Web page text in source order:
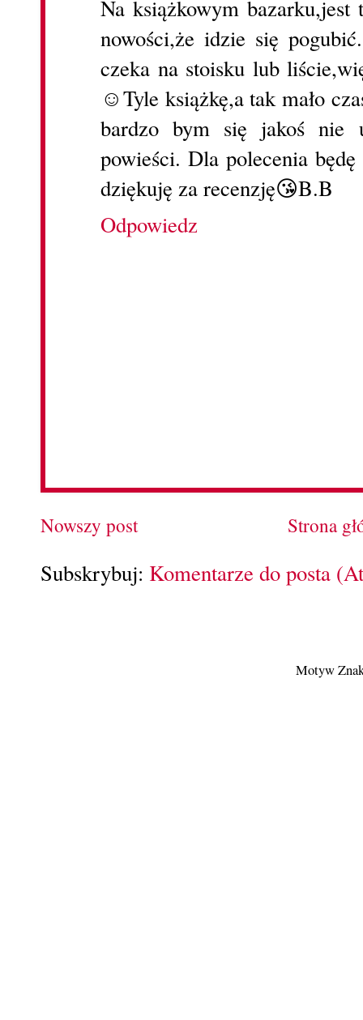
Na książkowym
nowości,że idzie się
czeka na stoisku lub
☺Tyle książkę,a tak mało
bardzo bym się jakoś nie
powieści. Dla polecenia
dziękuję za recenzję😘B.B
Odpowiedz
Nowszy post Strona
Subskrybuj: Komentarze do posta
Motyw